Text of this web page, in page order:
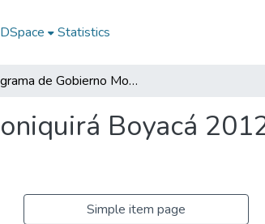
Statistics
Programa de Gobierno Moniquirá Boyacá 2012 - 2015: PG Moniquirá Boyacá 2012 - 2015
Boyacá
Simple item page